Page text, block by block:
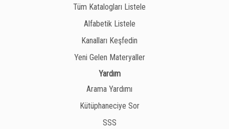
Tüm Katalogları Listele
Alfabetik Listele
Kanalları Keşfedin
Yeni Gelen Materyaller
Yardım
Arama Yardımı
Kütüphaneciye Sor
SSS